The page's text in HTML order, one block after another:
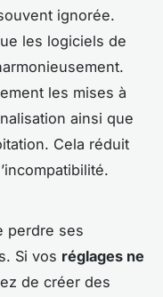
ignorée.
les logiciels de
les mises à
ainsi que
Cela réduit
perdre ses
Si vos réglages ne
de créer des